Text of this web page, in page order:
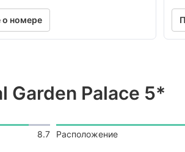
о номере
Garden Palace 5*
8.7 Расположение